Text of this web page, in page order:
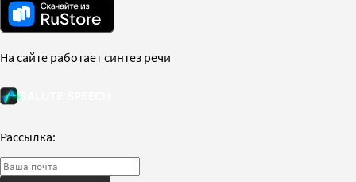
На сайте работает синтез речи
Рассылка: